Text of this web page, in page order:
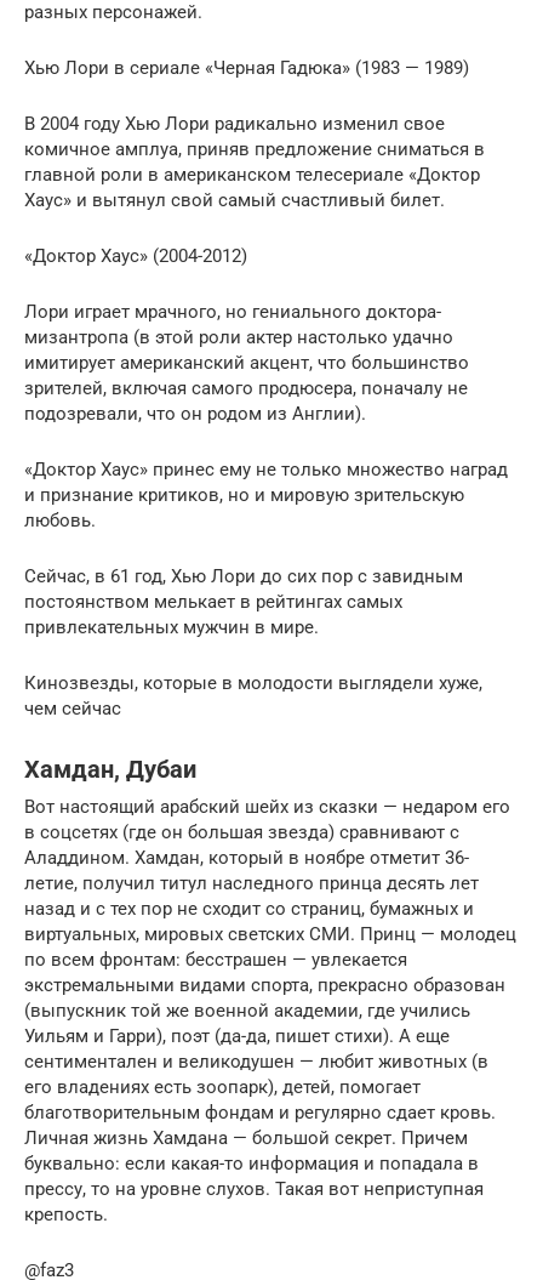
разных персонажей.
Хью Лори в сериале «Черная Гадюка» (1983 — 1989)
В 2004 году Хью Лори радикально изменил свое
комичное амплуа, приняв предложение сниматься в
главной роли в американском телесериале «Доктор
Хаус» и вытянул свой самый счастливый билет.
«Доктор Хаус» (2004-2012)
Лори играет мрачного, но гениального доктора-
мизантропа (в этой роли актер настолько удачно
имитирует американский акцент, что большинство
зрителей, включая самого продюсера, поначалу не
подозревали, что он родом из Англии).
«Доктор Хаус» принес ему не только множество наград
и признание критиков, но и мировую зрительскую
любовь.
Сейчас, в 61 год, Хью Лори до сих пор с завидным
постоянством мелькает в рейтингах самых
привлекательных мужчин в мире.
Кинозвезды, которые в молодости выглядели хуже,
чем сейчас
Хамдан, Дубаи
Вот настоящий арабский шейх из сказки — недаром его
в соцсетях (где он большая звезда) сравнивают с
Аладдином. Хамдан, который в ноябре отметит 36-
летие, получил титул наследного принца десять лет
назад и с тех пор не сходит со страниц, бумажных и
виртуальных, мировых светских СМИ. Принц — молодец
по всем фронтам: бесстрашен — увлекается
экстремальными видами спорта, прекрасно образован
(выпускник той же военной академии, где учились
Уильям и Гарри), поэт (да-да, пишет стихи). А еще
сентиментален и великодушен — любит животных (в
его владениях есть зоопарк), детей, помогает
благотворительным фондам и регулярно сдает кровь.
Личная жизнь Хамдана — большой секрет. Причем
буквально: если какая-то информация и попадала в
прессу, то на уровне слухов. Такая вот неприступная
крепость.
@faz3